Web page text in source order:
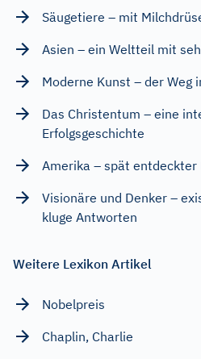
Säugetiere – mit
Asien – ein Weltteil mit
Moderne Kunst – der Weg
Das Christentum – eine
Erfolgsgeschichte
Amerika – spät
Visionäre und Denker –
kluge Antworten
Weitere Lexikon Artikel
Nobelpreis
Chaplin, Charlie